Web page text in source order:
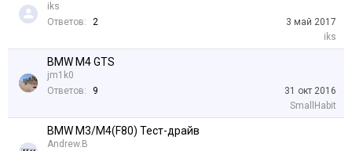
iks
Ответов:
2
3 май 2017
iks
BMW M4 GTS
jm1k0
Ответов:
9
31 окт 2016
SmallHabit
BMW M3/M4(F80) Тест-драйв
Andrew.B